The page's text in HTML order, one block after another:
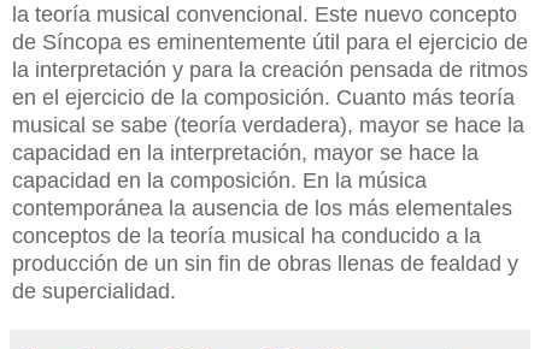
la teoría musical convencional. Este nuevo concepto
de Síncopa es eminentemente útil para el ejercicio de
la interpretación y para la creación pensada de ritmos
en el ejercicio de la composición. Cuanto más teoría
musical se sabe (teoría verdadera), mayor se hace la
capacidad en la interpretación, mayor se hace la
capacidad en la composición. En la música
contemporánea la ausencia de los más elementales
conceptos de la teoría musical ha conducido a la
producción de un sin fin de obras llenas de fealdad y
de supercialidad.